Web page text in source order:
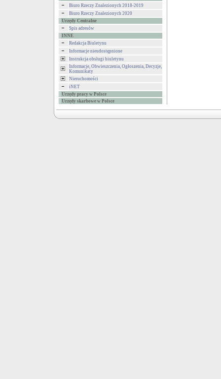
Biuro Rzeczy Znalezionych 2018-2019
Biuro Rzeczy Znalezionych 2020
Urzędy Centralne
Spis adresów
INNE
Redakcja Biuletynu
Informacje nieudostępnione
Instrukcja obsługi biuletynu
Informacje, Obwieszczenia, Ogłoszenia, Decyzje,
Komunikaty
Nieruchomości
iNET
Urzędy pracy w Polsce
Urzędy skarbowe w Polsce